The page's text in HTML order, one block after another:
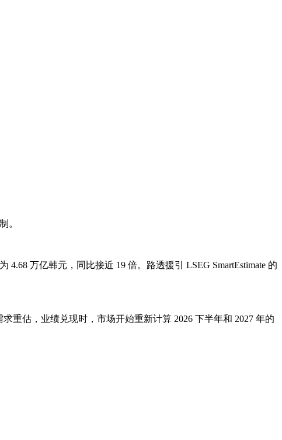
。
万亿韩元，同比接近 19 倍。路透援引 LSEG SmartEstimate 的
重估，业绩兑现时，市场开始重新计算 2026 下半年和 2027 年的